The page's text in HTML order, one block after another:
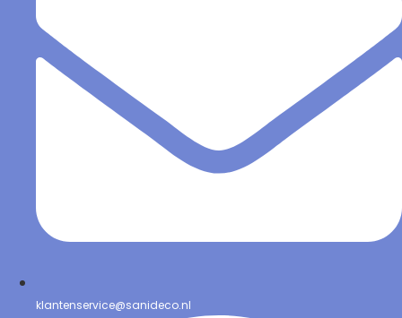
klantenservice@sanideco.nl